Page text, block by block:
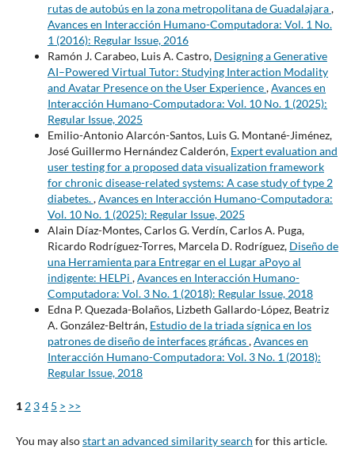
rutas de autobús en la zona metropolitana de Guadalajara,
Avances en Interacción Humano-Computadora: Vol. 1 No.
1 (2016): Regular Issue, 2016
Ramón J. Carabeo, Luis A. Castro, Designing a Generative
AI–Powered Virtual Tutor: Studying Interaction Modality
and Avatar Presence on the User Experience,Avances en
Interacción Humano-Computadora: Vol. 10 No. 1 (2025):
Regular Issue, 2025
Emilio-Antonio Alarcón-Santos, Luis G. Montané-Jiménez,
José Guillermo Hernández Calderón, Expert evaluation and
user testing for a proposed data visualization framework
for chronic disease-related systems: A case study of type 2
diabetes.,Avances en Interacción Humano-Computadora:
Vol. 10 No. 1 (2025): Regular Issue, 2025
Alain Díaz-Montes, Carlos G. Verdín, Carlos A. Puga,
Ricardo Rodríguez-Torres, Marcela D. Rodríguez, Diseño de
una Herramienta para Entregar en el Lugar aPoyo al
indigente: HELPi ,Avances en Interacción Humano-
Computadora: Vol. 3 No. 1 (2018): Regular Issue, 2018
Edna P. Quezada-Bolaños, Lizbeth Gallardo-López, Beatriz
A. González-Beltrán, Estudio de la triada sígnica en los
patrones de diseño de interfaces gráficas,Avances en
Interacción Humano-Computadora: Vol. 3 No. 1 (2018):
Regular Issue, 2018
1 2 34 5 > >>
You may alsostart an advanced similarity search for this article.